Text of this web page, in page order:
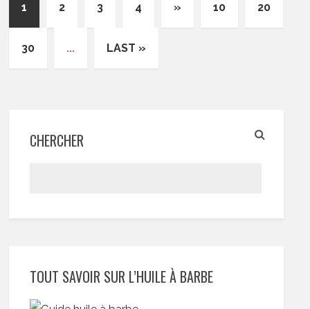
1 2 3 4 » 10 20
30 ... LAST »
CHERCHER
TOUT SAVOIR SUR L’HUILE À BARBE